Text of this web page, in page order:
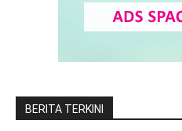
BERITA TERKINI